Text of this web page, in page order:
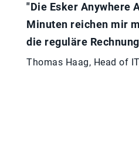
"Die Esker Anywhere
Minuten reichen mir
die reguläre
Thomas Haag, Head of